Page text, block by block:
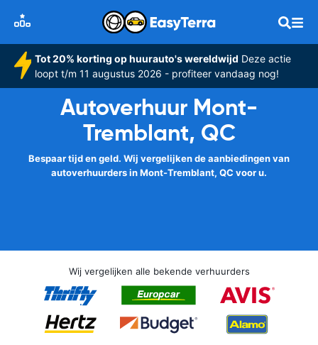
Tot 20% korting op huurauto's wereldwijd Deze actie
loopt t/m 11 augustus 2026 - profiteer vandaag nog!
Autoverhuur Mont-
Tremblant, QC
Bespaar tijd en geld. Wij vergelijken de aanbiedingen van
autoverhuurders in Mont-Tremblant, QC voor u.
Wij vergelijken alle bekende verhuurders